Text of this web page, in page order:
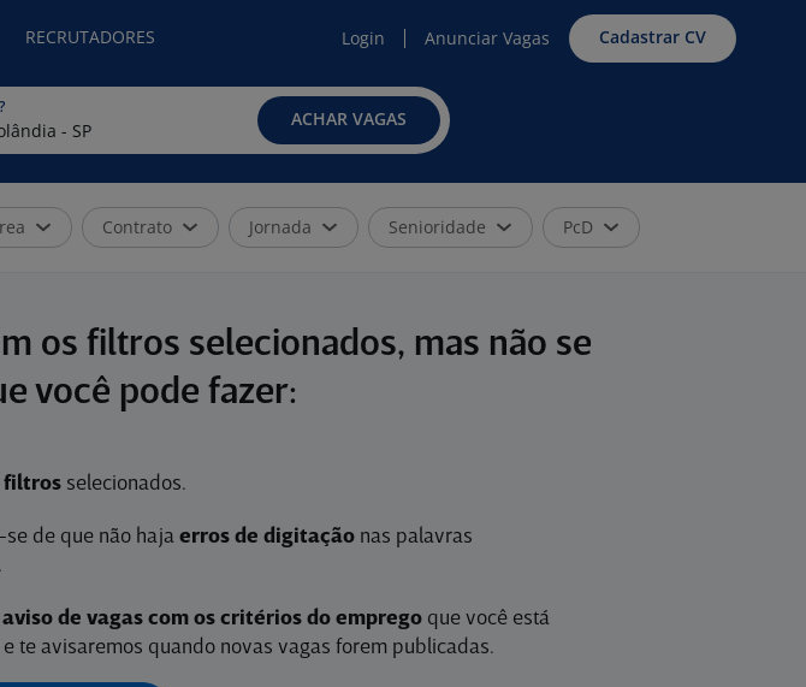
RECRUTADORES Login Anunciar Vagas Cadastrar CV
ACHAR VAGAS
Contrato Jornada Senioridade PcD
os filtros selecionados, mas não se
você pode fazer:
filtrosselecionados.
de que não haja erros de digitaçãonas palavras
de vagas com os critérios do empregoque você está
e te avisaremos quando novas vagas forem publicadas.